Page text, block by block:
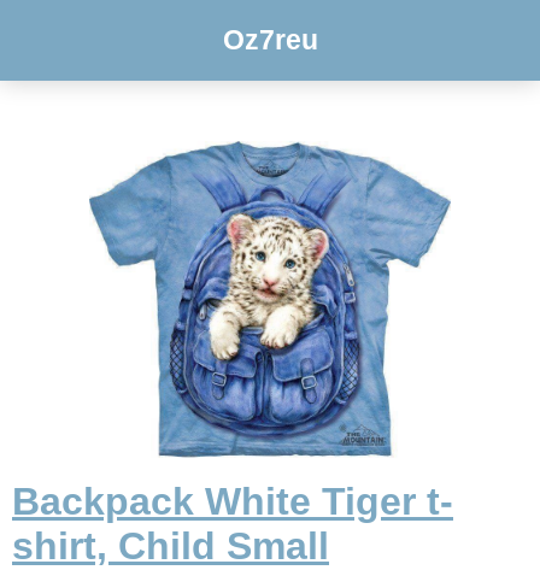
Oz7reu
Backpack White Tiger t-
shirt, Child Small